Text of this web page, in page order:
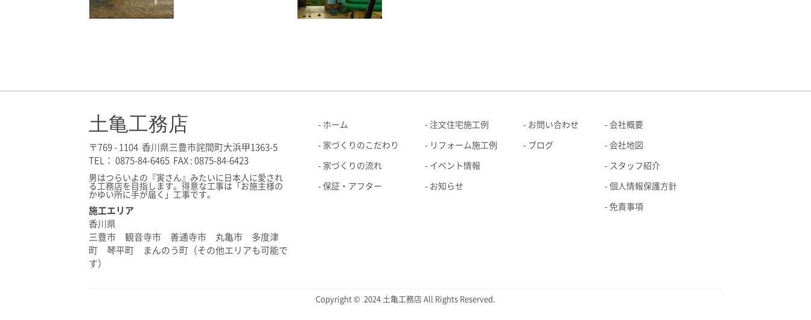
ホーム
家づくりのこだわり
家づくりの流れ
保証・アフター
注文住宅施工例
リフォーム施工例
イベント情報
お知らせ
お問い合わせ
ブログ
会社概要
会社地図
スタッフ紹介
個人情報保護方針
免責事項
土亀工務店
〒769 - 1104 香川県三豊市詫間町大浜甲1363-5
TEL： 0875-84-6465 FAX : 0875-84-6423
男はつらいよの『寅さん』みたいに日本人に愛され
る工務店を目指します。得意な工事は「お施主様の
かゆい所に手が届く」工事です。
施工エリア
香川県
三豊市 観音寺市 善通寺市 丸亀市 多度津
町 琴平町 まんのう町（その他エリアも可能で
す）
Copyright © 2024 土亀工務店 All Rights Reserved.